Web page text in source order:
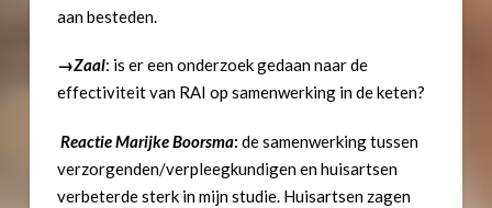
aan besteden.
→Zaal: is er een onderzoek gedaan naar de
effectiviteit van RAI op samenwerking in de keten?
Reactie Marijke Boorsma: de samenwerking tussen
verzorgenden/verpleegkundigen en huisartsen
verbeterde sterk in mijn studie. Huisartsen zagen